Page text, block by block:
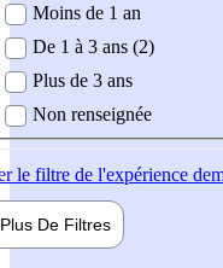
demandée
Moins de 1 an
De 1 à 3 ans (2)
Plus de 3 ans
Non renseignée
le filtre de l'expérience
Plus De Filtres